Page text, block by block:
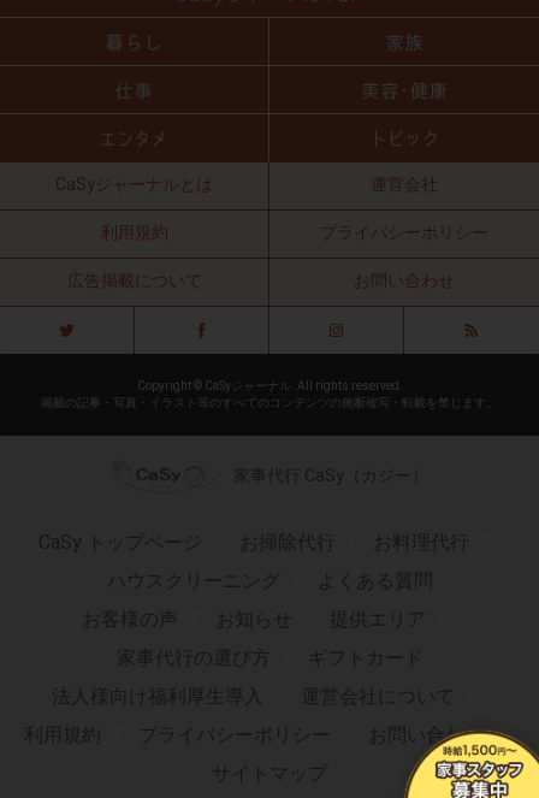
CaSyジャーナルとは 運営会社
利用規約 プライバシーポリシー
広告掲載について お問い合わせ
Copyright © CaSyジャーナル. All rights reserved.
掲載の記事・写真・イラスト等のすべてのコンテンツの無断複写・転載を禁じます。
家事代行 CaSy（カジー）
CaSy トップページ お掃除代行
お料理代行
ハウスクリーニング
よくある質問
お客様の声
お知らせ
提供エリア
家事代行の選び方
ギフトカード
法人様向け福利厚生導入
運営会社について
利用規約
プライバシーポリシー
お問い合わせ
サイトマップ